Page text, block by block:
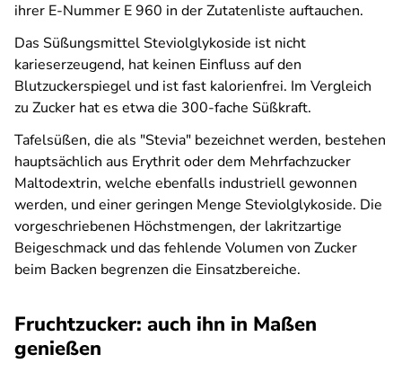
ihrer E-Nummer E 960 in der Zutatenliste auftauchen.
Das Süßungsmittel Steviolglykoside ist nicht
karieserzeugend, hat keinen Einfluss auf den
Blutzuckerspiegel und ist fast kalorienfrei. Im Vergleich
zu Zucker hat es etwa die 300-fache Süßkraft.
Tafelsüßen, die als "Stevia" bezeichnet werden, bestehen
hauptsächlich aus Erythrit oder dem Mehrfachzucker
Maltodextrin, welche ebenfalls industriell gewonnen
werden, und einer geringen Menge Steviolglykoside. Die
vorgeschriebenen Höchstmengen, der lakritzartige
Beigeschmack und das fehlende Volumen von Zucker
beim Backen begrenzen die Einsatzbereiche.
Fruchtzucker: auch ihn in Maßen
genießen